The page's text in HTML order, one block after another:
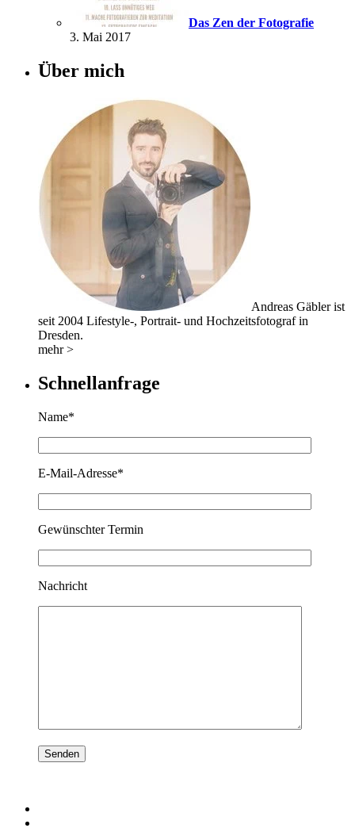
Das Zen der Fotografie
3. Mai 2017
Über mich
Andreas Gäbler ist
seit 2004 Lifestyle-, Portrait- und Hochzeitsfotograf in
Dresden.
mehr >
Schnellanfrage
Name*
E-Mail-Adresse*
Gewünschter Termin
Nachricht